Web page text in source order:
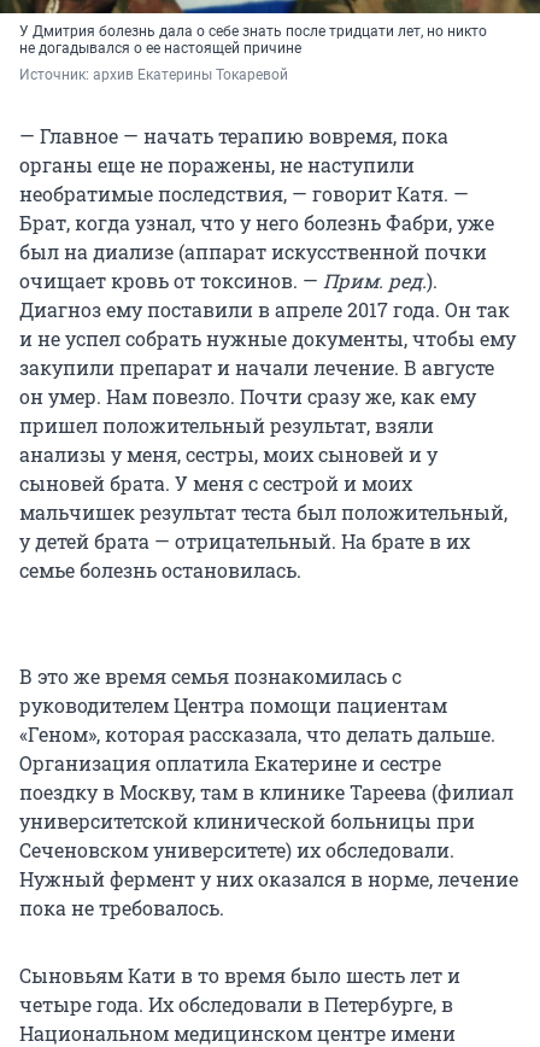
У Дмитрия болезнь дала о себе знать после тридцати лет, но никто
не догадывался о ее настоящей причине
Источник: архив Екатерины Токаревой
— Главное — начать терапию вовремя, пока
органы еще не поражены, не наступили
необратимые последствия, — говорит Катя. —
Брат, когда узнал, что у него болезнь Фабри, уже
был на диализе (аппарат искусственной почки
очищает кровь от токсинов. — Прим. ред.).
Диагноз ему поставили в апреле 2017 года. Он так
и не успел собрать нужные документы, чтобы ему
закупили препарат и начали лечение. В августе
он умер. Нам повезло. Почти сразу же, как ему
пришел положительный результат, взяли
анализы у меня, сестры, моих сыновей и у
сыновей брата. У меня с сестрой и моих
мальчишек результат теста был положительный,
у детей брата — отрицательный. На брате в их
семье болезнь остановилась.
В это же время семья познакомилась с
руководителем Центра помощи пациентам
«Геном», которая рассказала, что делать дальше.
Организация оплатила Екатерине и сестре
поездку в Москву, там в клинике Тареева (филиал
университетской клинической больницы при
Сеченовском университете) их обследовали.
Нужный фермент у них оказался в норме, лечение
пока не требовалось.
Сыновьям Кати в то время было шесть лет и
четыре года. Их обследовали в Петербурге, в
Национальном медицинском центре имени